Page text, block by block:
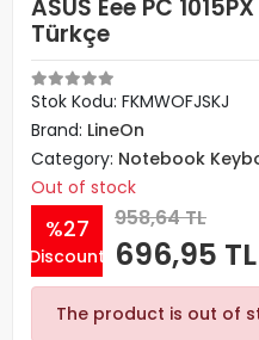
ASUS Eee PC
Türkçe
Stok Kodu: FKMWOFJSKJ
Brand: LineOn
Category: Notebook
Out of stock
%27
Discount
958,64 TL
696,95 TL
The product is out of